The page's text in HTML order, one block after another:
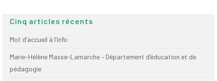
Cinq articles récents
Mot d’accueil à l’info
Marie-Hélène Masse-Lamarche – Département d’éducation et de
pédagogie